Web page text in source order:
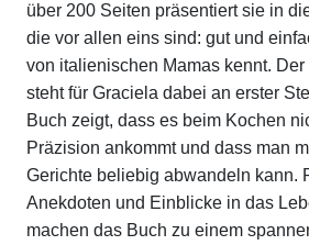
über 200 Seiten präsentiert sie in
die vor allen eins sind: gut und
von italienischen Mamas kennt.
steht für Graciela dabei an erster
Buch zeigt, dass es beim Kochen
Präzision ankommt und dass man
Gerichte beliebig abwandeln kann.
Anekdoten und Einblicke in das
machen das Buch zu einem